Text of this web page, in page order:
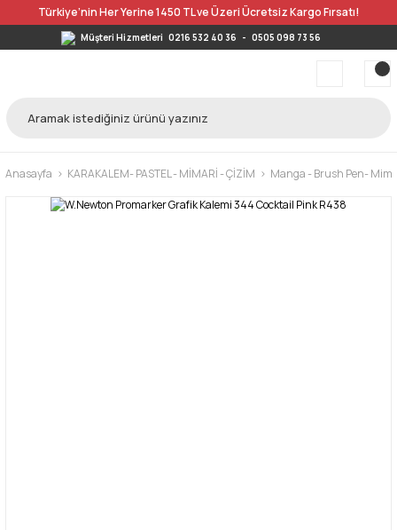
Türkiye’nin Her Yerine 1450 TL ve Üzeri Ücretsiz Kargo Fırsatı!
Müşteri Hizmetleri 0216 532 40 36 - 0505 098 73 56
Anasayfa KARAKALEM- PASTEL - MİMARİ - ÇİZİM Manga - Brush Pen-